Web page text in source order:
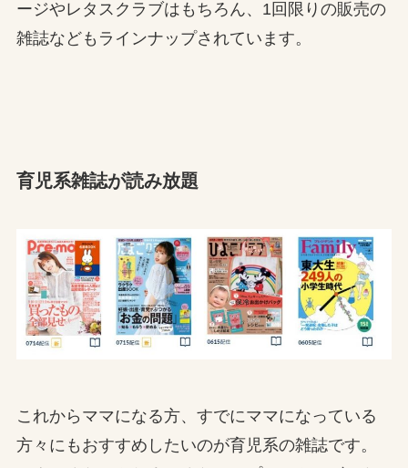
ージやレタスクラブはもちろん、1回限りの販売の
雑誌などもラインナップされています。
育児系雑誌が読み放題
これからママになる方、すでにママになっている
方々にもおすすめしたいのが育児系の雑誌です。